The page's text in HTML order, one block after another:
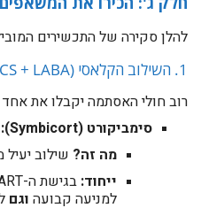
להלן סקירה של התכשירים
1. השילוב הקלאסי (ICS + LABA) – הסטנדרט לאסתמה
רוב חולי האסתמה יקבלו את
סימביקורט (Symbicort):
מה זה? שילוב
ייחוד: בגישת ה-SMART, הוא יכול לשמש
למניעה קבועה וגם